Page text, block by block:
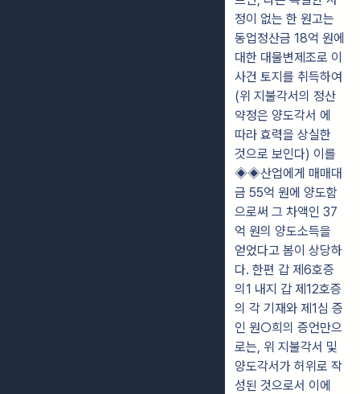
정이 없는 한 원고는
동업정산금 18억 원에
대한 대물변제조로 이
사건 토지를 취득하여
(위 지불각서의 정산
약정은 양도각서 에
따라 효력을 상실한
것으로 보인다) 이를
◈◈산업에게 매매대
금 55억 원에 양도함
으로써 그 차액인 37
억 원의 양도소득을
얻었다고 봄이 상당하
다. 한편 갑 제6호증
의1 내지 갑 제12호증
의 각 기재와 제1심 증
인 원○희의 증언만으
로는, 위 지불각서 및
양도각서가 허위로 작
성된 것으로서 이에